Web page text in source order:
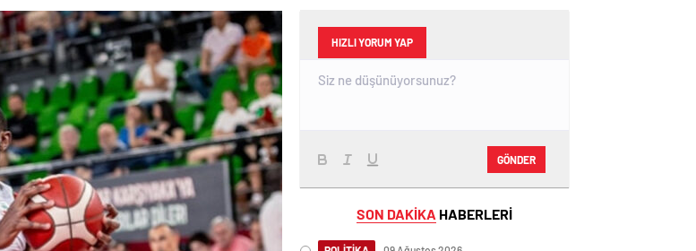
HIZLI YORUM YAP
GÖNDER
SON DAKİKA HABERLERİ